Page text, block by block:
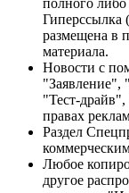
полного либо
Гиперссылка
размещена в
материала.
Новости с
"Тест-
правах
Раздел
Любое
другое